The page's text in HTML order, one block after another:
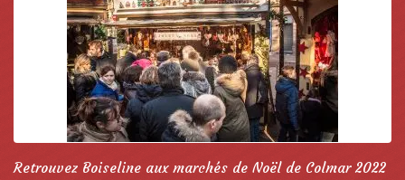
Retrouvez Boiseline aux marchés de Noël de Colmar 2022